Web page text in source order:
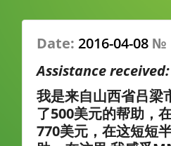
Date: 2016-04-08 №
Assistance
我是来自山西省吕梁
了500美元的帮助，
770美元，在这短短